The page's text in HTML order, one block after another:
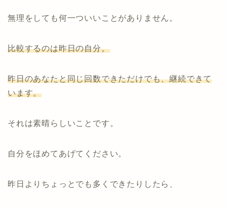
無理をしても何一ついいことがありません。
比較するのは昨日の自分。
昨日のあなたと同じ回数できただけでも、継続できて
います。
それは素晴らしいことです。
自分をほめてあげてください。
昨日よりちょっとでも多くできたりしたら、